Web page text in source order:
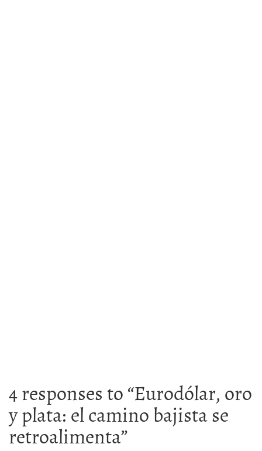
4 responses to “Eurodólar, oro
y plata: el camino bajista se
retroalimenta”